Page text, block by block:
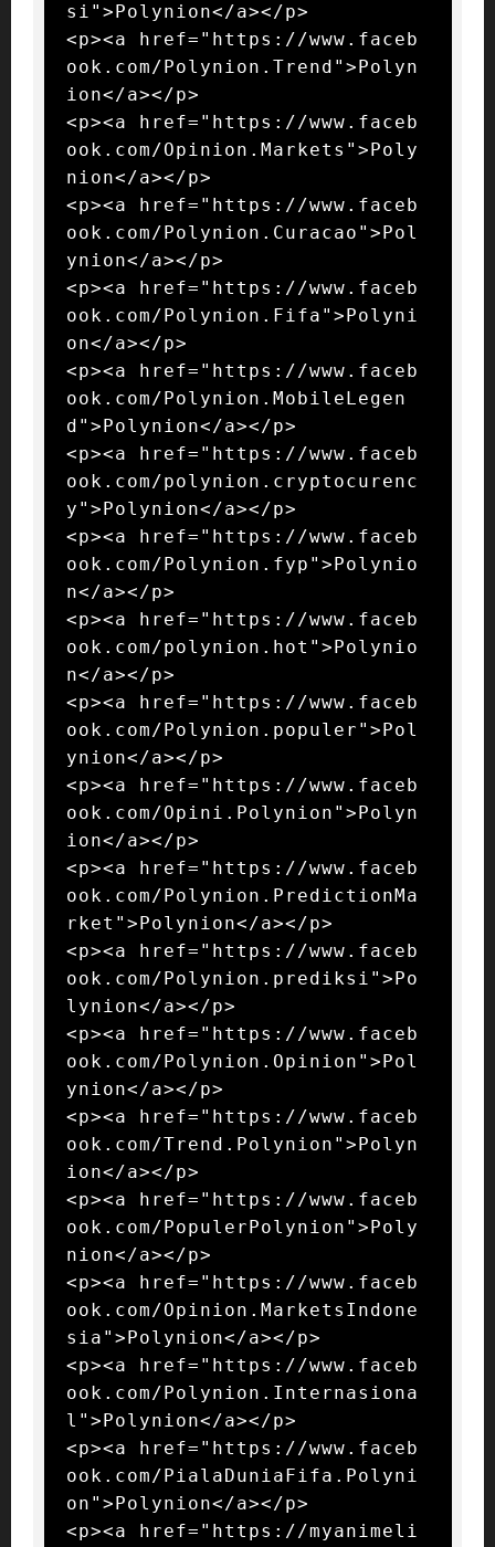
si">Polynion</a></p>
<p><a href="https://www.faceb
ook.com/Polynion.Trend">Polyn
ion</a></p>
<p><a href="https://www.faceb
ook.com/Opinion.Markets">Poly
nion</a></p>
<p><a href="https://www.faceb
ook.com/Polynion.Curacao">Pol
ynion</a></p>
<p><a href="https://www.faceb
ook.com/Polynion.Fifa">Polyni
on</a></p>
<p><a href="https://www.faceb
ook.com/Polynion.MobileLegen
d">Polynion</a></p>
<p><a href="https://www.faceb
ook.com/polynion.cryptocurenc
y">Polynion</a></p>
<p><a href="https://www.faceb
ook.com/Polynion.fyp">Polynio
n</a></p>
<p><a href="https://www.faceb
ook.com/polynion.hot">Polynio
n</a></p>
<p><a href="https://www.faceb
ook.com/Polynion.populer">Pol
ynion</a></p>
<p><a href="https://www.faceb
ook.com/Opini.Polynion">Polyn
ion</a></p>
<p><a href="https://www.faceb
ook.com/Polynion.PredictionMa
rket">Polynion</a></p>
<p><a href="https://www.faceb
ook.com/Polynion.prediksi">Po
lynion</a></p>
<p><a href="https://www.faceb
ook.com/Polynion.Opinion">Pol
ynion</a></p>
<p><a href="https://www.faceb
ook.com/Trend.Polynion">Polyn
ion</a></p>
<p><a href="https://www.faceb
ook.com/PopulerPolynion">Poly
nion</a></p>
<p><a href="https://www.faceb
ook.com/Opinion.MarketsIndone
sia">Polynion</a></p>
<p><a href="https://www.faceb
ook.com/Polynion.Internasiona
l">Polynion</a></p>
<p><a href="https://www.faceb
ook.com/PialaDuniaFifa.Polyni
on">Polynion</a></p>
<p><a href="https://myanimeli